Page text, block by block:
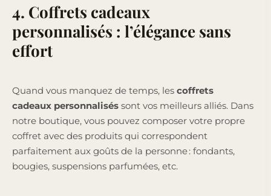
4. Coffrets cadeaux
personnalisés : l’élégance sans
effort
Quand vous manquez de temps, les coffrets
cadeaux personnalisés sont vos meilleurs alliés. Dans
notre boutique, vous pouvez composer votre propre
coffret avec des produits qui correspondent
parfaitement aux goûts de la personne : fondants,
bougies, suspensions parfumées, etc.